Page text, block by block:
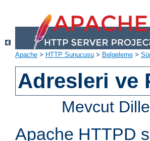
Apache > HTTP Sunucusu > Belgeleme >
Adresleri ve
Mevcut
Apache HTTPD